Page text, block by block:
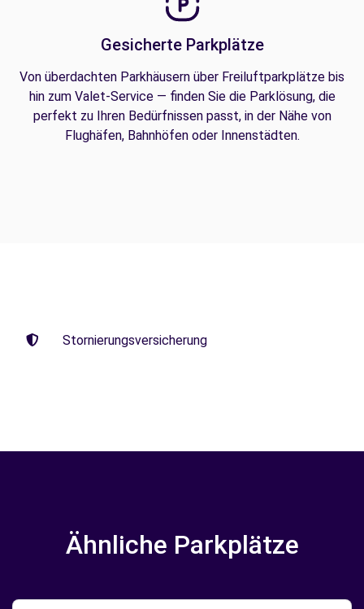
Gesicherte Parkplätze
Von überdachten Parkhäusern über Freiluftparkplätze bis
hin zum Valet-Service — finden Sie die Parklösung, die
perfekt zu Ihren Bedürfnissen passt, in der Nähe von
Flughäfen, Bahnhöfen oder Innenstädten.
Stornierungsversicherung
Ähnliche Parkplätze